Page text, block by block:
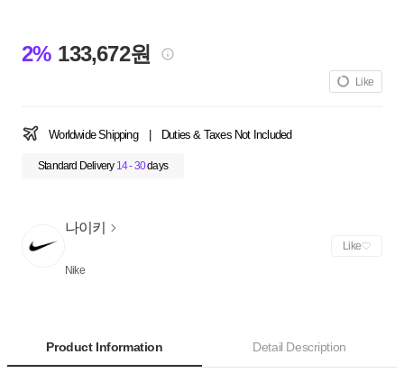
2% 133,672원
Like
Worldwide Shipping Duties & Taxes Not Included
Standard Delivery 14 - 30days
나이키
Nike
Like
Product Information Detail Description